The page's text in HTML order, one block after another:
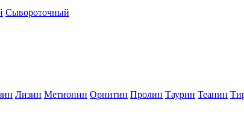
Сывороточный
Лизин Метионин Орнитин Пролин Таурин Теанин